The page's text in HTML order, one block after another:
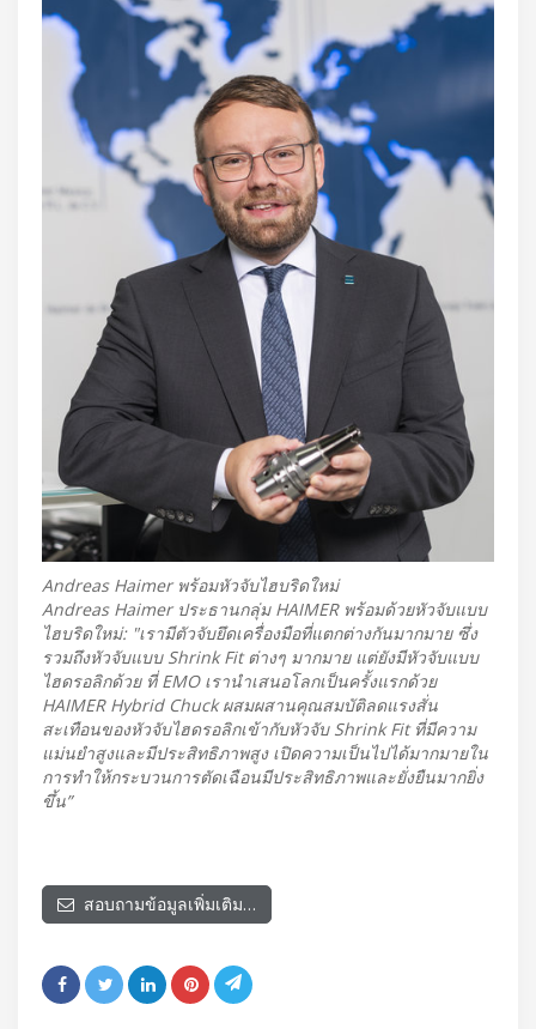
Andreas Haimer พร้อมหัวจับไฮบริดใหม่
Andreas Haimer ประธานกลุ่ม HAIMER พร้อมด้วยหัวจับแบบ
ไฮบริดใหม่: "เรามีตัวจับยึดเครื่องมือที่แตกต่างกันมากมาย ซึ่ง
รวมถึงหัวจับแบบ Shrink Fit ต่างๆ มากมาย แต่ยังมีหัวจับแบบ
ไฮดรอลิกด้วย ที่ EMO เรานำเสนอโลกเป็นครั้งแรกด้วย
HAIMER Hybrid Chuck ผสมผสานคุณสมบัติลดแรงสั่น
สะเทือนของหัวจับไฮดรอลิกเข้ากับหัวจับ Shrink Fit ที่มีความ
แม่นยำสูงและมีประสิทธิภาพสูง เปิดความเป็นไปได้มากมายใน
การทำให้กระบวนการตัดเฉือนมีประสิทธิภาพและยั่งยืนมากยิ่ง
ขึ้น”
สอบถามข้อมูลเพิ่มเติม…